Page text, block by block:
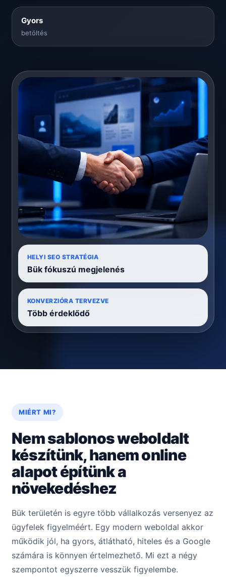
Gyors
betöltés
HELYI SEO STRATÉGIA
Bük fókuszú megjelenés
KONVERZIÓRA TERVEZVE
Több érdeklődő
MIÉRT MI?
Nem sablonos weboldalt
készítünk, hanem online
alapot építünk a
növekedéshez
Bük területén is egyre több vállalkozás versenyez az
ügyfelek figyelméért. Egy modern weboldal akkor
működik jól, ha gyors, átlátható, hiteles és a Google
számára is könnyen értelmezhető. Mi ezt a négy
szempontot egyszerre vesszük figyelembe.